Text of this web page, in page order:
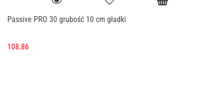
Passive PRO 30 grubość 10 cm gładki
108.86